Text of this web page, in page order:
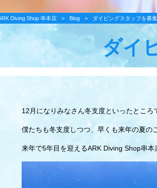
Diving Shop 串本店 > Blog > ダイビングスタッフを募集
ダイ
12月になりみなさん冬支度といったところ
僕たちも冬支度しつつ、早くも来年の夏の
来年で5年目を迎えるARK Diving Shop串本